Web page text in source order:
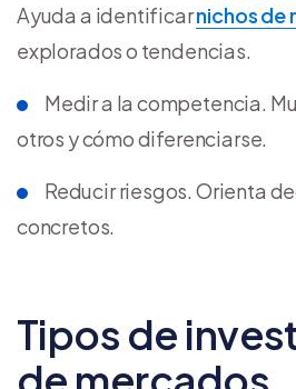
Ayuda a identificarnichos de
explorados o tendencias.
Medir a la competencia.
otros y cómo diferenciarse.
Reducir riesgos. Orienta
concretos.
Tipos de